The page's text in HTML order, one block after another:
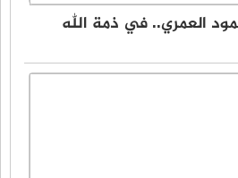
العمري.. في ذمة الله